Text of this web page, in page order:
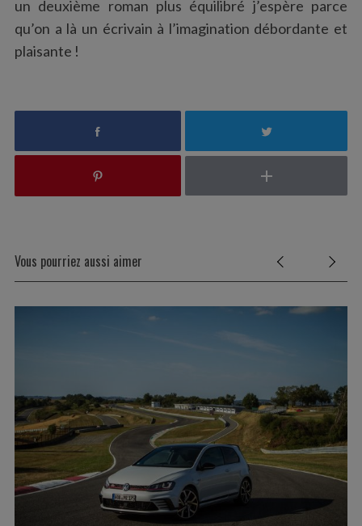
un deuxième roman plus équilibré j’espère parce
qu’on a là un écrivain à l’imagination débordante et
plaisante !
Vous pourriez aussi aimer